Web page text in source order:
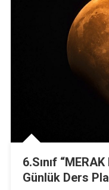
6.Sınıf
Günlük Ders